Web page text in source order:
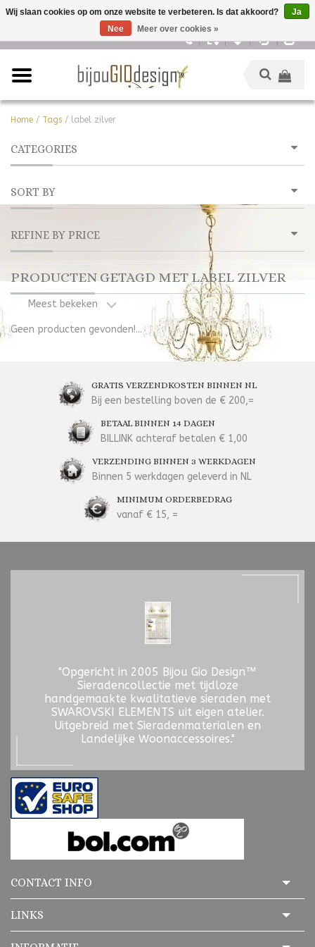
Home / Tags / label zilver
CATEGORIES
SORT BY
REFINE BY PRICE
PRODUCTEN GETAGD MET LABEL ZILVER
Meest bekeken
Geen producten gevonden!...
GRATIS VERZENDKOSTEN BINNEN NL
Bij een bestelling boven de € 200,=
BETAAL BINNEN 14 DAGEN
BILLINK achteraf betalen € 1,00
VERZENDING BINNEN 3 WERKDAGEN
Binnen 5 werkdagen geleverd in NL
MINIMUM ORDERBEDRAG
vanaf € 15, =
"Opgericht in 2005 Bijou Gio Design™
Sieradencollectie met tijdloze
handgemaakte kwalitatieve sieraden met
SWAROVSKI ELEMENTS uit eigen atelier.
Uitgebreid met Sieradenmaterialen en
Landelijke Woonaccessoires."
CONTACT INFO
LINKS
Wij slaan cookies op om onze website te verbeteren. Is dat akkoord?
Ja
Nee
Meer over cookies »